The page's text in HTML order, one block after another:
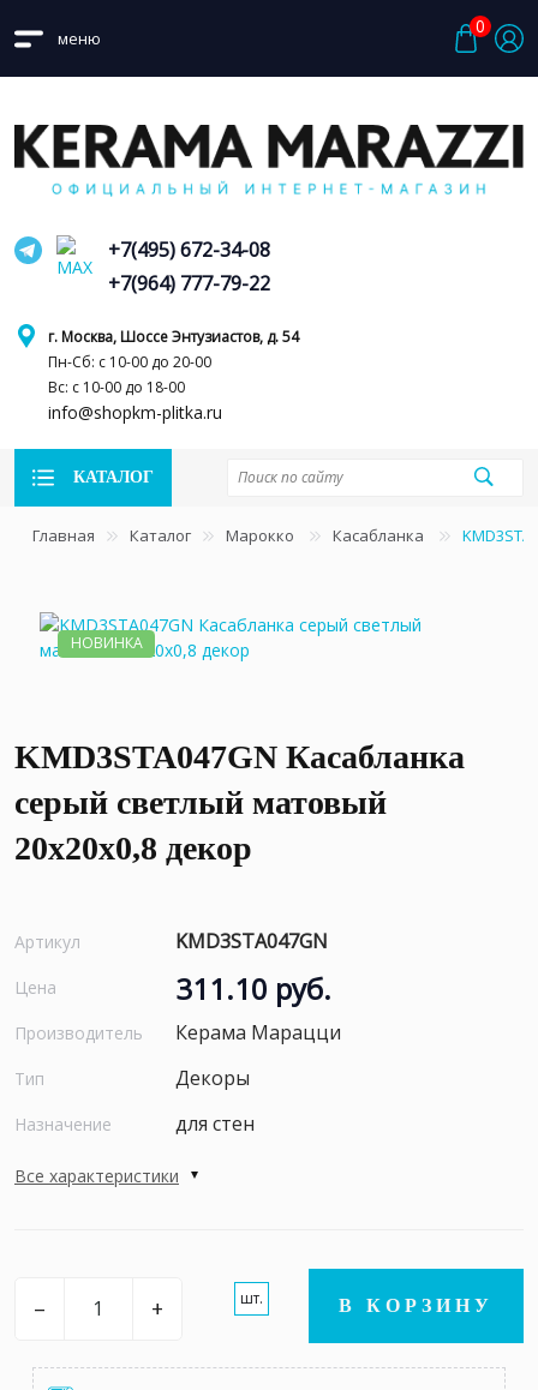
меню
0
г. Москва, Шоссе Энтузиастов, д. 54
Пн-Сб: с 10-00 до 20-00
Вс: с 10-00 до 18-00
info@shopkm-plitka.ru
+7(495) 672-34-08
+7(964) 777-79-22
КАТАЛОГ
Главная Каталог Марокко Касабланка
НОВИНКА
KMD3STA047GN Касабланка
серый светлый матовый
20x20x0,8 декор
Артикул KMD3STA047GN
Цена 311.10 руб.
Производитель Керама Марацци
Тип Декоры
Назначение для стен
Все характеристики
– + шт. В КОРЗИНУ